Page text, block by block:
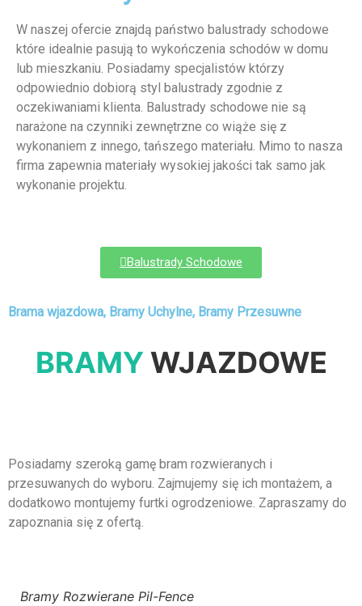
W naszej ofercie znajdą państwo balustrady schodowe
które idealnie pasują to wykończenia schodów w domu
lub mieszkaniu. Posiadamy specjalistów którzy
odpowiednio dobiorą styl balustrady zgodnie z
oczekiwaniami klienta. Balustrady schodowe nie są
narażone na czynniki zewnętrzne co wiąże się z
wykonaniem z innego, tańszego materiału. Mimo to nasza
firma zapewnia materiały wysokiej jakości tak samo jak
wykonanie projektu.
Balustrady Schodowe
Brama wjazdowa, Bramy Uchylne, Bramy Przesuwne
BRAMY WJAZDOWE
Posiadamy szeroką gamę bram rozwieranych i
przesuwanych do wyboru. Zajmujemy się ich montażem, a
dodatkowo montujemy furtki ogrodzeniowe. Zapraszamy do
zapoznania się z ofertą.
Bramy Rozwierane Pil-Fence